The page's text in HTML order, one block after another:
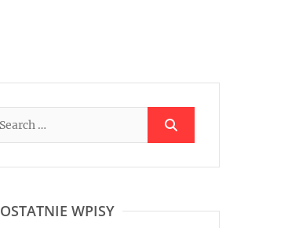
OSTATNIE WPISY